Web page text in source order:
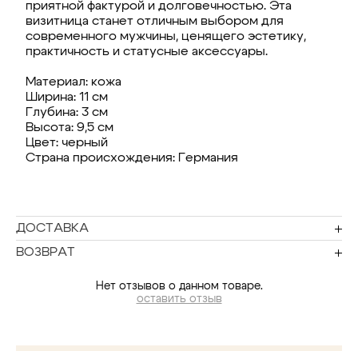
приятной фактурой и долговечностью. Эта
визитница станет отличным выбором для
современного мужчины, ценящего эстетику,
практичность и статусные аксессуары.
Материал: кожа
Ширина: 11 см
Глубина: 3 см
Высота: 9,5 см
Цвет: черный
Страна происхождения: Германия
ДОСТАВКА
ВОЗВРАТ
Нет отзывов о данном товаре.
оставить отзыв